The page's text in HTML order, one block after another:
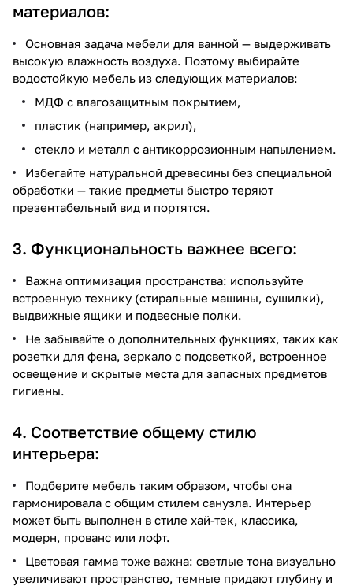
материалов:
Основная задача мебели для ванной — выдерживать
высокую влажность воздуха. Поэтому выбирайте
водостойкую мебель из следующих материалов:
МДФ с влагозащитным покрытием,
пластик (например, акрил),
стекло и металл с антикоррозионным напылением.
Избегайте натуральной древесины без специальной
обработки — такие предметы быстро теряют
презентабельный вид и портятся.
3. Функциональность важнее всего:
Важна оптимизация пространства: используйте
встроенную технику (стиральные машины, сушилки),
выдвижные ящики и подвесные полки.
Не забывайте о дополнительных функциях, таких как
розетки для фена, зеркало с подсветкой, встроенное
освещение и скрытые места для запасных предметов
гигиены.
4. Соответствие общему стилю
интерьера:
Подберите мебель таким образом, чтобы она
гармонировала с общим стилем санузла. Интерьер
может быть выполнен в стиле хай-тек, классика,
модерн, прованс или лофт.
Цветовая гамма тоже важна: светлые тона визуально
увеличивают пространство, темные придают глубину и